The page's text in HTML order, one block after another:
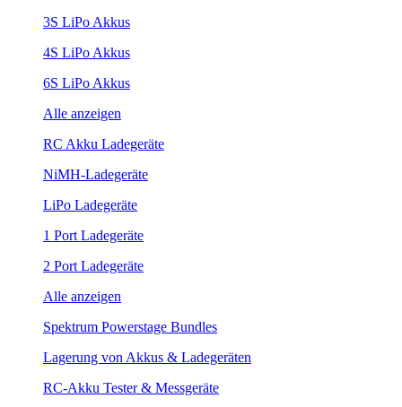
3S LiPo Akkus
4S LiPo Akkus
6S LiPo Akkus
Alle anzeigen
RC Akku Ladegeräte
NiMH-Ladegeräte
LiPo Ladegeräte
1 Port Ladegeräte
2 Port Ladegeräte
Alle anzeigen
Spektrum Powerstage Bundles
Lagerung von Akkus & Ladegeräten
RC-Akku Tester & Messgeräte